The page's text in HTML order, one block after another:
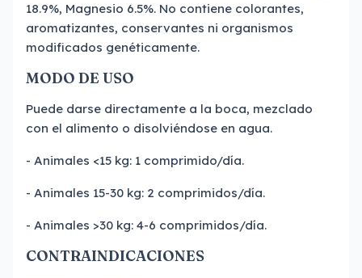
18.9%, Magnesio 6.5%. No contiene colorantes,
aromatizantes, conservantes ni organismos
modificados genéticamente.
MODO DE USO
Puede darse directamente a la boca, mezclado
con el alimento o disolviéndose en agua.
- Animales <15 kg: 1 comprimido/día.
- Animales 15-30 kg: 2 comprimidos/día.
- Animales >30 kg: 4-6 comprimidos/día.
CONTRAINDICACIONES